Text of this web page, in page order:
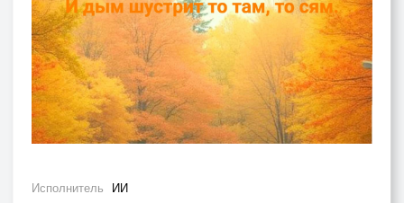
Исполнитель ИИ